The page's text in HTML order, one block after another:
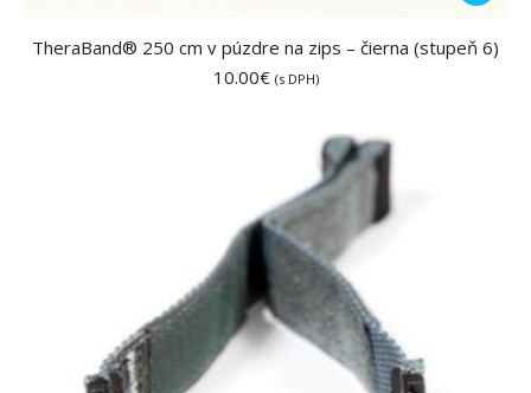
TheraBand® 250 cm v púzdre na zips – čierna (stupeň 6)
10.00€ (s DPH)